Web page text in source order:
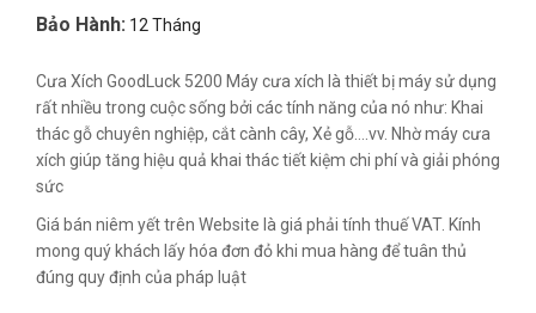
Bảo Hành: 12 Tháng
Cưa Xích GoodLuck 5200 Máy cưa xích là thiết bị máy sử dụng
rất nhiều trong cuộc sống bởi các tính năng của nó như: Khai
thác gỗ chuyên nghiệp, cắt cành cây, Xẻ gỗ….vv. Nhờ máy cưa
xích giúp tăng hiệu quả khai thác tiết kiệm chi phí và giải phóng
sức
Giá bán niêm yết trên Website là giá phải tính thuế VAT. Kính
mong quý khách lấy hóa đơn đỏ khi mua hàng để tuân thủ
đúng quy định của pháp luật